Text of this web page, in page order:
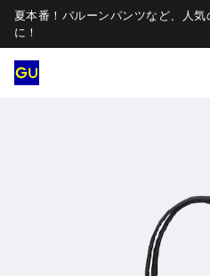
夏本番！バルーンパンツなど、人
に！